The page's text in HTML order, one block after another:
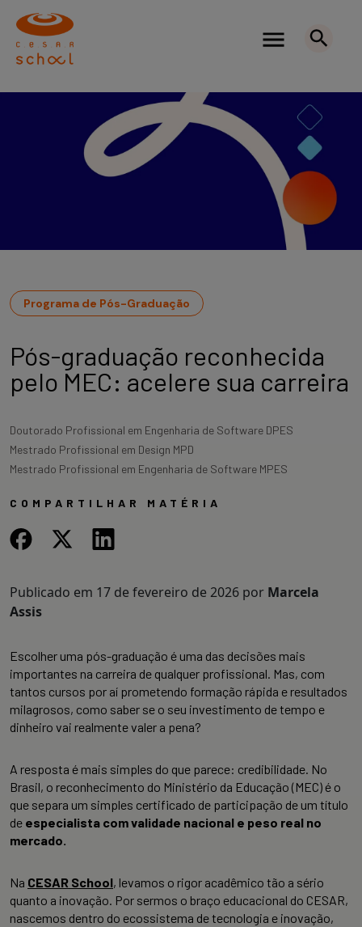
Programa de Pós-Graduação
Pós-graduação reconhecida
pelo MEC: acelere sua carreira
Doutorado Profissional em Engenharia de Software DPES
Mestrado Profissional em Design MPD
Mestrado Profissional em Engenharia de Software MPES
COMPARTILHAR MATÉRIA
Publicado em 17 de fevereiro de 2026 por Marcela
Assis
Escolher uma pós-graduação é uma das decisões mais
importantes na carreira de qualquer profissional. Mas, com
tantos cursos por aí prometendo formação rápida e resultados
milagrosos, como saber se o seu investimento de tempo e
dinheiro vai realmente valer a pena?
A resposta é mais simples do que parece: credibilidade. No
Brasil, o reconhecimento do Ministério da Educação (MEC) é o
que separa um simples certificado de participação de um título
de especialista com validade nacional e peso real no
mercado.
Na CESAR School, levamos o rigor acadêmico tão a sério
quanto a inovação. Por sermos o braço educacional do CESAR,
nascemos dentro do ecossistema de tecnologia e inovação,